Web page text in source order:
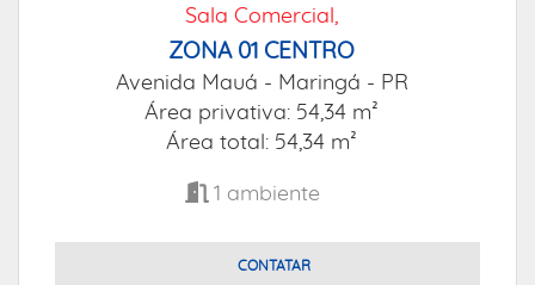
Sala Comercial,
ZONA 01 CENTRO
Avenida Mauá - Maringá - PR
Área privativa: 54,34 m²
Área total: 54,34 m²
1 ambiente
CONTATAR